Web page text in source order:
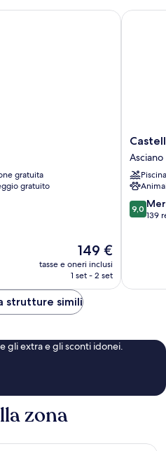
gratuita
gratuito
Il
prezzo
attuale
149 €
149 €
tasse e oneri inclusi
1 set - 2 set
Castello
di
Leonina
Relais
Asciano
Asciano
Piscina
9.0
su
9,0
139
Castello
strutture simili
gli extra e gli sconti idonei.
zona